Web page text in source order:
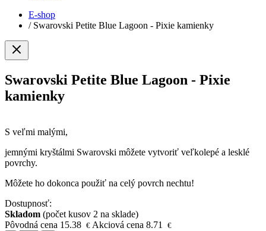
E-shop
/ Swarovski Petite Blue Lagoon - Pixie kamienky
Swarovski Petite Blue Lagoon - Pixie
kamienky
S veľmi malými,
jemnými kryštálmi Swarovski môžete vytvoriť veľkolepé a lesklé
povrchy.
Môžete ho dokonca použiť na celý povrch nechtu!
Dostupnosť:
Skladom (počet kusov 2 na sklade)
Pôvodná cena 15.38 € Akciová cena 8.71 €